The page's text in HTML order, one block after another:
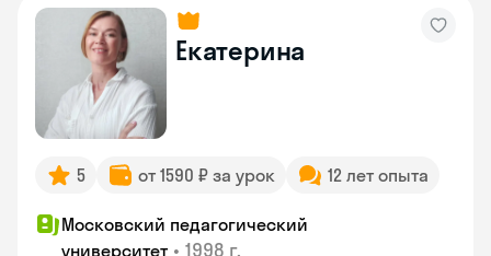
Екатерина
5 от 1590 ₽ за урок 12 лет опыта
Московский педагогический
университет • 1998 г.